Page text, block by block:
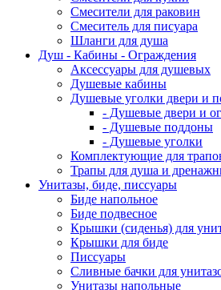
Смесители для раковин
Смеситель для писуара
Шланги для душа
Душ - Кабины - Ограждения
Аксессуары для душевых
Душевые кабины
Душевые уголки двери и
- Душевые двери и
- Душевые поддоны
- Душевые уголки
Комплектующие для
Трапы для душа и
Унитазы, биде, писсуары
Биде напольное
Биде подвесное
Крышки (сиденья) для
Крышки для биде
Писсуары
Сливные бачки для
Унитазы напольные